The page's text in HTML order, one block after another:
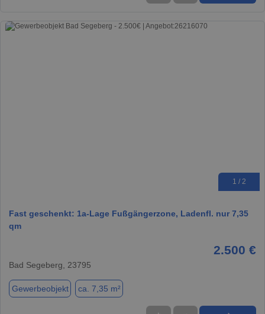
1 / 2
Fast geschenkt: 1a-Lage Fußgängerzone, Ladenfl. nur 7,35
qm
2.500 €
Bad Segeberg, 23795
Gewerbeobjekt ca. 7,35 m²